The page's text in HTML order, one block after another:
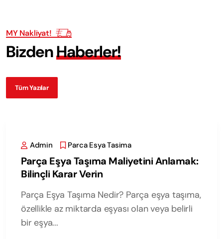
MY Nakliyat!
BizdenHaberler!
Tüm Yazılar
Admin Parca Esya Tasima
Parça Eşya Taşıma Maliyetini Anlamak:
Bilinçli Karar Verin
Parça Eşya Taşıma Nedir? Parça eşya taşıma,
özellikle az miktarda eşyası olan veya belirli
bir eşya...